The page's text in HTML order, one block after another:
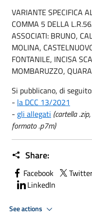
VARIANTE SPECIFICA
COMMA 5 DELLA
ASSOCIATI: BRUNO,
MOLINA,
FONTANILE, INCISA
MOMBARUZZO,
Si pubblicano, di
- la DCC 13/2021
- gli allegati (cartella
formato .p7m)
Share:
Facebook
LinkedIn
See actions